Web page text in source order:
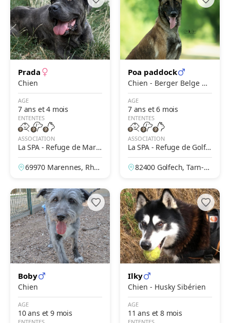
Prada
Chien
AGE
7 ans et 4 mois
ENTENTES
ASSOCIATION
La SPA - Refuge de Mare
nnes – Lyon
69970 Marennes, Rhô
Poa paddock
Chien - Berger Belge M
alinois
AGE
7 ans et 6 mois
ENTENTES
ASSOCIATION
La SPA - Refuge de Golfe
ch – Des Deux Rives
82400 Golfech, Tarn-et
Boby
Chien
AGE
10 ans et 9 mois
Ilky
Chien - Husky Sibérien
AGE
11 ans et 8 mois